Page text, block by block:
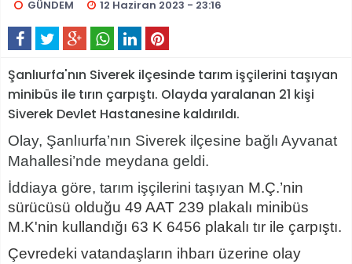
GÜNDEM 12 Haziran 2023 - 23:16
Şanlıurfa'nın Siverek ilçesinde tarım işçilerini taşıyan
minibüs ile tırın çarpıştı. Olayda yaralanan 21 kişi
Siverek Devlet Hastanesine kaldırıldı.
Olay, Şanlıurfa’nın Siverek ilçesine bağlı Ayvanat
Mahallesi’nde meydana geldi.
İddiaya göre, tarım işçilerini taşıyan M.Ç.’nin
sürücüsü olduğu 49 AAT 239 plakalı minibüs
M.K'nin kullandığı 63 K 6456 plakalı tır ile çarpıştı.
Çevredeki vatandaşların ihbarı üzerine olay